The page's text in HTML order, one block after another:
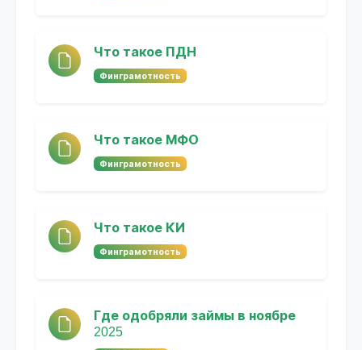
Что такое ПДН
Финграмотность
Что такое МФО
Финграмотность
Что такое КИ
Финграмотность
Где одобряли займы в ноябре
2025